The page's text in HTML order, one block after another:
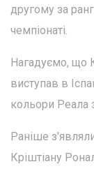
другому за
чемпіонаті.
Нагадуємо, що
виступав в
кольори Реала
Раніше
Кріштіану